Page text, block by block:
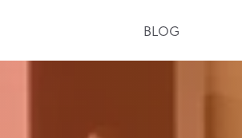
BLOG